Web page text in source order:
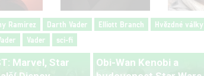
Ramirez Darth Vader Elliott Branch Hvězdné války
Vader sci-fi
Marvel, Star
Obi-Wan Kenobi a